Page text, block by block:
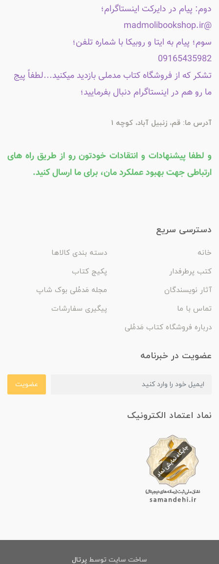
دوم: پیام در دایرکت اینستاگرام؛
@madmolibookshop.ir
سوم؛ پیام به ایتا و روبیکا با شماره تلفن؛
09165435982
تشکر که از فروشگاه کتاب مدملی بازدید میکنید...لطفاً پیج
ما رو هم در اینستاگرام دنبال بفرمایید؛
آدرس ما: قم، زنبیل آباد، کوچه 1
و لطفا پیشنهادات و انتقادات خودتون رو از طریق راه های
ارتباطی جهت بهبود عملکرد مان، برای ما ارسال کنید.
دسترسی سریع
خانه
دسته بندی کالاها
کتب پرطرفدار
پکیج کتاب
آثار نویسندگان
مجله مَدمُلی بوک شاپ
تماس با ما
پیگیری سفارشات
درباره فروشگاه کتاب مَدمُلی
عضویت در خبرنامه
عضویت
نماد اعتماد الکترونیک
ساخت سایت توسط پرتال